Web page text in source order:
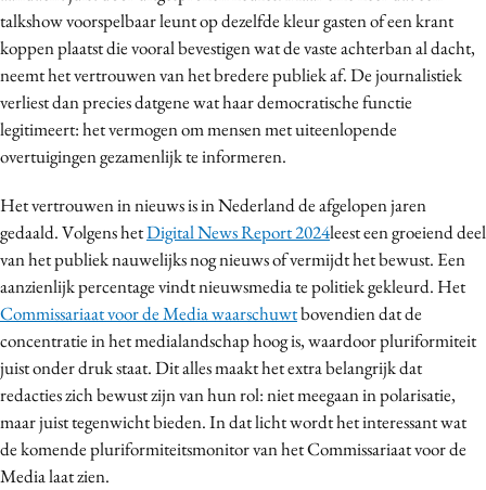
talkshow voorspelbaar leunt op dezelfde kleur gasten of een krant
koppen plaatst die vooral bevestigen wat de vaste achterban al dacht,
neemt het vertrouwen van het bredere publiek af. De journalistiek
verliest dan precies datgene wat haar democratische functie
legitimeert: het vermogen om mensen met uiteenlopende
overtuigingen gezamenlijk te informeren.
Het vertrouwen in nieuws is in Nederland de afgelopen jaren
gedaald. Volgens hetDigital News Report 2024leest een groeiend deel
van het publiek nauwelijks nog nieuws of vermijdt het bewust. Een
aanzienlijk percentage vindt nieuwsmedia te politiek gekleurd. Het
Commissariaat voor de Media waarschuwtbovendien dat de
concentratie in het medialandschap hoog is, waardoor pluriformiteit
juist onder druk staat. Dit alles maakt het extra belangrijk dat
redacties zich bewust zijn van hun rol: niet meegaan in polarisatie,
maar juist tegenwicht bieden. In dat licht wordt het interessant wat
de komende pluriformiteitsmonitor van het Commissariaat voor de
Media laat zien.